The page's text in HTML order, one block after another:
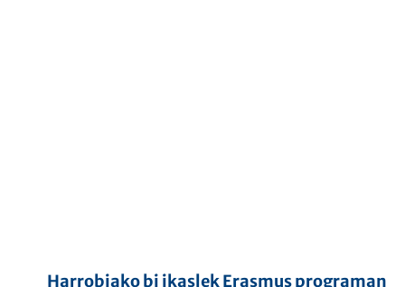
Harrobiako bi ikaslek Erasmus programan